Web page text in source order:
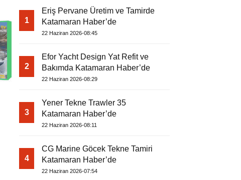
1
Eriş Pervane Üretim ve Tamirde
Katamaran Haber’de
22 Haziran 2026-08:45
2
Efor Yacht Design Yat Refit ve
Bakımda Katamaran Haber’de
22 Haziran 2026-08:29
3
Yener Tekne Trawler 35
Katamaran Haber’de
22 Haziran 2026-08:11
4
CG Marine Göcek Tekne Tamiri
Katamaran Haber’de
22 Haziran 2026-07:54